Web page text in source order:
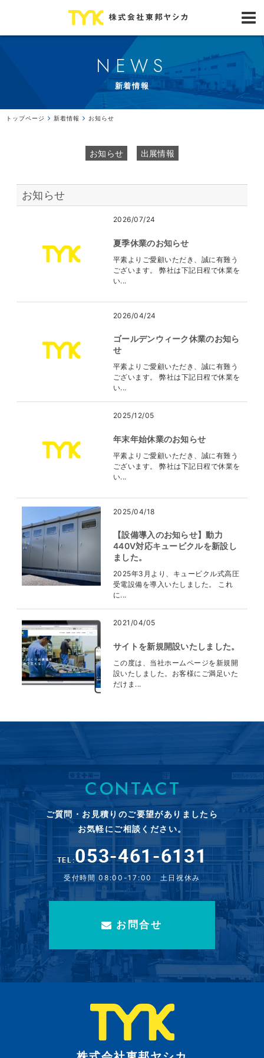
NEWS
新着情報
トップページ 新着情報 お知らせ
お知らせ 出展情報
お知らせ
2026/07/24
夏季休業のお知らせ
平素よりご愛顧いただき、誠に有難う
ございます。 弊社は下記日程で休業を
い...
2026/04/24
ゴールデンウィーク休業のお知ら
せ
平素よりご愛顧いただき、誠に有難う
ございます。 弊社は下記日程で休業を
い...
2025/12/05
年末年始休業のお知らせ
平素よりご愛顧いただき、誠に有難う
ございます。 弊社は下記日程で休業を
い...
2025/04/18
【設備導入のお知らせ】動力
440V対応キュービクルを新設し
ました。
2025年3月より、キュービクル式高圧
受電設備を導入いたしました。 これ
に...
2021/04/05
サイトを新規開設いたしました。
この度は、当社ホームページを新規開
設いたしました。お客様にご満足いた
だけま...
CONTACT
ご質問・お見積りのご要望がありましたら
お気軽にご相談ください。
TEL:053-461-6131
受付時間 08:00-17:00 土日祝休み
お問合せ